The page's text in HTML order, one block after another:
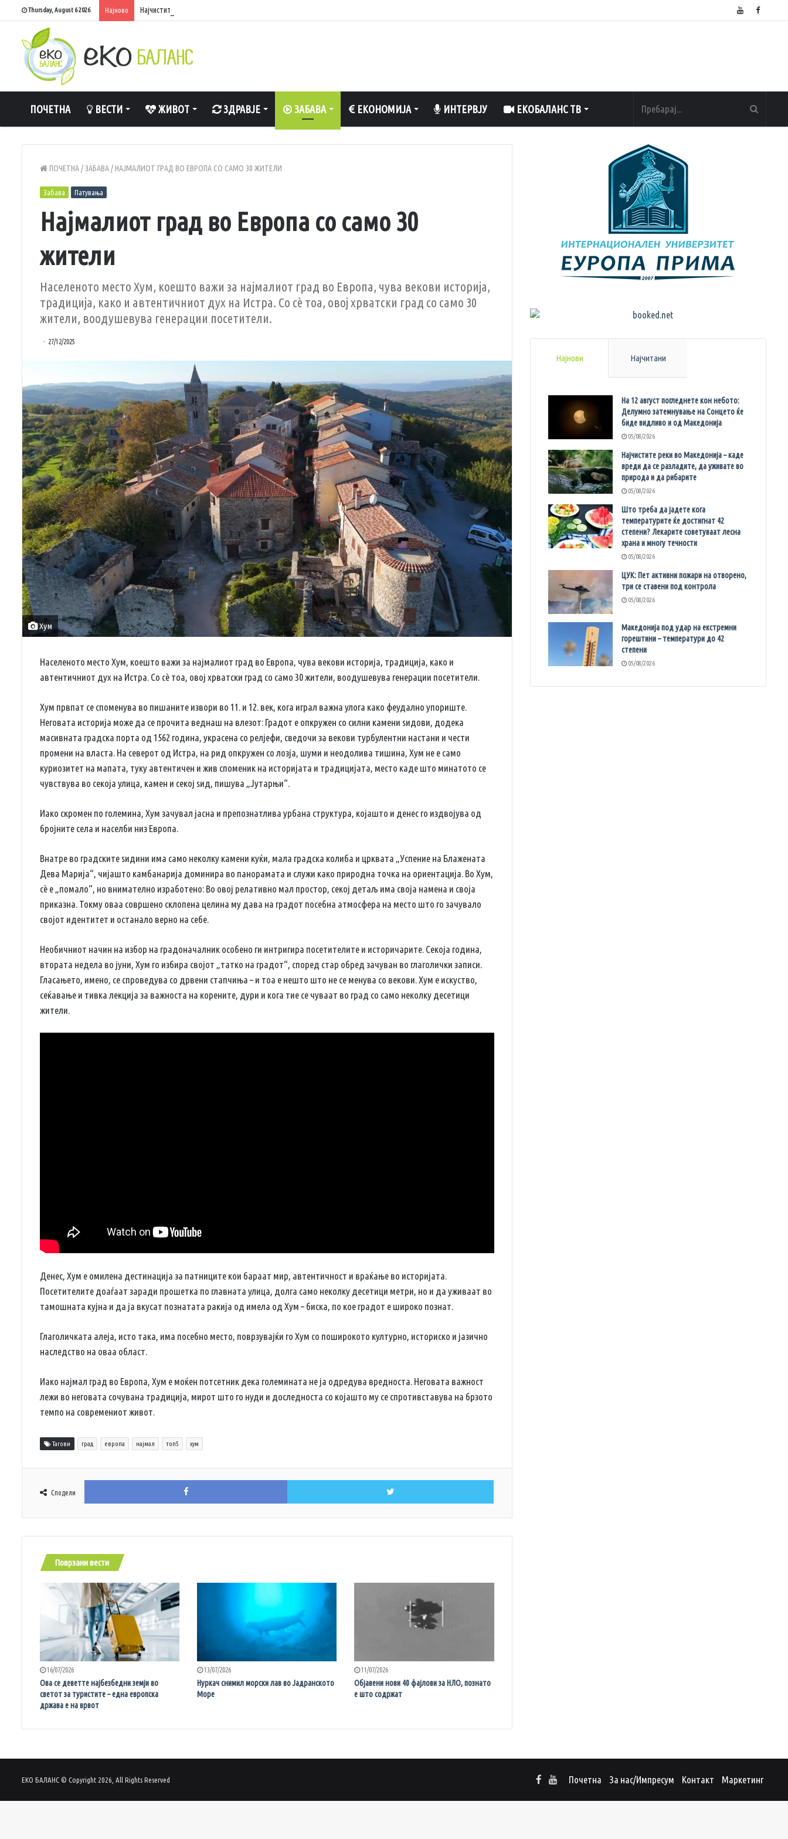
Thursday, August 6 2026 Најново Најчистите реки во Македонија – каде вреди да се разладите, да уживате во природа и да рибарите
ПОЧЕТНА ВЕСТИ ЖИВОТ ЗДРАВЈЕ ЗАБАВА ЕКОНОМИЈА ИНТЕРВЈУ ЕКОБАЛАНС ТВ
ПОЧЕТНА/ЗАБАВА/ НАЈМАЛИОТ ГРАД ВО ЕВРОПА СО САМО 30 ЖИТЕЛИ
Забава Патувања
Најмалиот град во Европа со само 30
жители
Населеното место Хум, коешто важи за најмалиот град во Европа, чува векови историја,
традиција, како и автентичниот дух на Истра. Со сѐ тоа, овој хрватски град со само 30
жители, воодушевува генерации посетители.
27/12/2025
Хум
Населеното место Хум, коешто важи за најмалиот град во Европа, чува векови историја, традиција, како и
автентичниот дух на Истра. Со сѐ тоа, овој хрватски град со само 30 жители, воодушевува генерации посетители.
Хум првпат се споменува во пишаните извори во 11. и 12. век, кога играл важна улога како феудално упориште.
Неговата историја може да се прочита веднаш на влезот: Градот е опкружен со силни камени ѕидови, додека
масивната градска порта од 1562 година, украсена со релјефи, сведочи за векови турбулентни настани и чести
промени на власта. На северот од Истра, на рид опкружен со лозја, шуми и неодолива тишина, Хум не е само
куриозитет на мапата, туку автентичен и жив споменик на историјата и традицијата, место каде што минатото се
чувствува во секоја улица, камен и секој ѕид, пишува „Јутарњи“.
Иако скромен по големина, Хум зачувал јасна и препознатлива урбана структура, којашто и денес го издвојува од
бројните села и населби низ Европа.
Внатре во градските ѕидини има само неколку камени куќи, мала градска колиба и црквата „Успение на Блажената
Дева Марија“, чијашто камбанарија доминира во панорамата и служи како природна точка на ориентација. Во Хум,
сè е „помало“, но внимателно изработено: Во овој релативно мал простор, секој детаљ има своја намена и своја
приказна. Токму оваа совршено склопена целина му дава на градот посебна атмосфера на место што го зачувало
својот идентитет и останало верно на себе.
Необичниот начин на избор на градоначалник особено ги интригира посетителите и историчарите. Секоја година,
втората недела во јуни, Хум го избира својот „татко на градот“, според стар обред зачуван во глаголички записи.
Гласањето, имено, се спроведува со дрвени стапчиња – и тоа е нешто што не се менува со векови. Хум е искуство,
сеќавање и тивка лекција за важноста на корените, дури и кога тие се чуваат во град со само неколку десетици
жители.
Денес, Хум е омилена дестинација за патниците кои бараат мир, автентичност и враќање во историјата.
Посетителите доаѓаат заради прошетка по главната улица, долга само неколку десетици метри, но и да уживаат во
тамошната кујна и да ја вкусат познатата ракија од имела од Хум – биска, по кое градот е широко познат.
Глаголичката алеја, исто така, има посебно место, поврзувајќи го Хум со поширокото културно, историско и јазично
наследство на оваа област.
Иако најмал град во Европа, Хум е моќен потсетник дека големината не ја одредува вредноста. Неговата важност
лежи во неговата сочувана традиција, мирот што го нуди и доследноста со којашто му се спротивставува на брзото
темпо на современиот живот.
Тагови град европа најмал топ5 хум
Сподели
Facebook Twitter
Поврзани вести
16/07/2026
Ова се деветте најбезбедни земји во
светот за туристите – една европска
држава е на врвот
13/07/2026
Нуркач снимил морски лав во Јадранското
Море
11/07/2026
Објавени нови 40 фајлови за НЛО, познато
е што содржат
Најнови Најчитани
На 12 август погледнете кон небото:
Делумно затемнување на Сонцето ќе
биде видливо и од Македонија
05/08/2026
Најчистите реки во Македонија – каде
вреди да се разладите, да уживате во
природа и да рибарите
05/08/2026
Што треба да јадете кога
температурите ќе достигнат 42
степени? Лекарите советуваат лесна
храна и многу течности
05/08/2026
ЦУК: Пет активни пожари на отворено,
три се ставени под контрола
05/08/2026
Македонија под удар на екстремни
горештини – температури до 42
степени
05/08/2026
ЕКО БАЛАНС © Copyright 2026, All Rights Reserved Почетна За нас/Импресум Контакт Маркетинг